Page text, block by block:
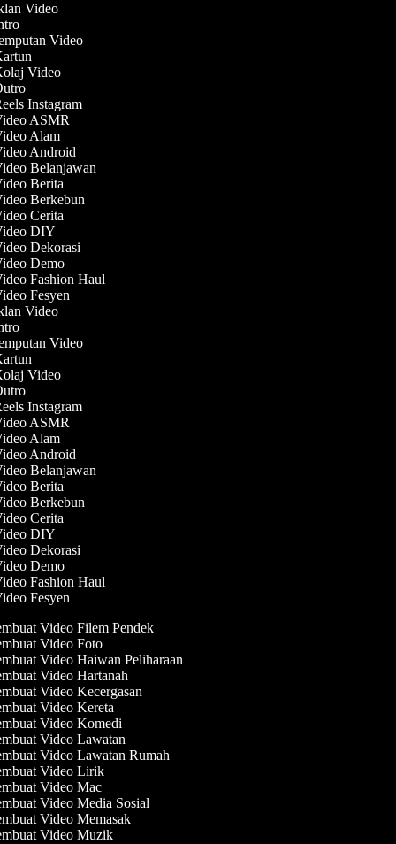
Video
Video
Video
Instagram
ASMR
Alam
Android
Belanjawan
Berita
Berkebun
Cerita
DIY
Dekorasi
Demo
Fashion Haul
Fesyen
Video
Video
Video
Instagram
ASMR
Alam
Android
Belanjawan
Berita
Berkebun
Cerita
DIY
Dekorasi
Demo
Fashion Haul
Fesyen
Video Filem Pendek
Video Foto
Video Haiwan Peliharaan
Video Hartanah
Video Kecergasan
Video Kereta
Video Komedi
Video Lawatan
Video Lawatan Rumah
Video Lirik
Video Mac
Video Media Sosial
Video Memasak
Video Muzik